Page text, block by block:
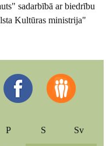
sadarbībā ar biedrību
Kultūras ministrija"
P S Sv